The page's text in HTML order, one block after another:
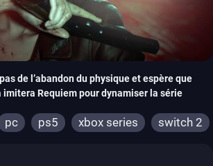
de l’abandon du physique et espère que
imitera Requiem pour dynamiser la série
pc ps5 xbox series switch 2